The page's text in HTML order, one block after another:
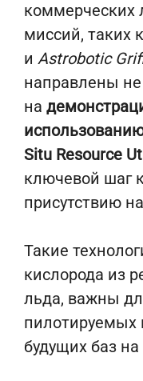
коммерческих
миссий, таких
и Astrobotic
направлены не
на
Situ Resource
ключевой шаг
присутствию
Такие
кислорода из
льда, важны
пилотируемых
будущих баз